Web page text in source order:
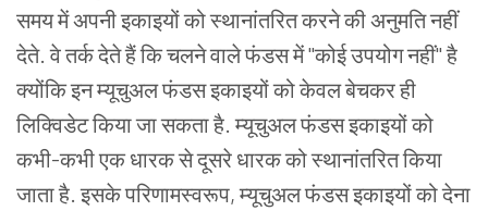
समयमेंअपनीइकाइयोंकोस्थानांतरितकरनेकीअनुमतिनहीं
देते. वेतर्कदेतेहैंकिचलनेवालेफंडसमें "कोईउपयोगनहीं" है
क्योंकिइनम्यूचुअलफंडसइकाइयोंकोकेवलबेचकरही
लिक्विडेटकियाजासकताहै. म्यूचुअलफंडसइकाइयोंको
कभी-कभीएक धारकसेदूसरे धारककोस्थानांतरितकिया
जाताहै. इसकेपरिणामस्वरूप, म्यूचुअलफंडसइकाइयोंकोदेना